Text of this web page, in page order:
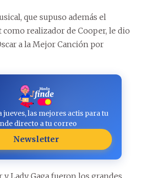
que supuso además el
realizador de Cooper, le dio
a la Mejor Canción por
jueves, las mejores actis para tu
directo a tu correo
Newsletter
y Lady Gaga fueron los grandes